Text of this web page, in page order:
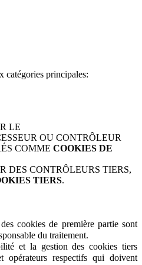
catégories principales:
LE
OU CONTRÔLEUR
COMME COOKIES DE
DES CONTRÔLEURS TIERS,
TIERS.
cookies de première partie sont
du traitement.
et la gestion des cookies tiers
opérateurs respectifs qui doivent